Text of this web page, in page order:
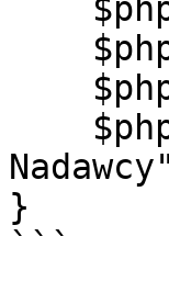
}
```